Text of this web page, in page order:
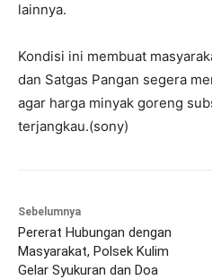
lainnya.
Kondisi ini membuat
dan Satgas Pangan segera
agar harga minyak goreng
terjangkau.(sony)
Sebelumnya
Pererat Hubungan dengan
Masyarakat, Polsek Kulim
Gelar Syukuran dan Doa